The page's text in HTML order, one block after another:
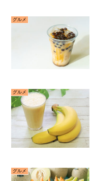
グルメ
グルメ
グルメ